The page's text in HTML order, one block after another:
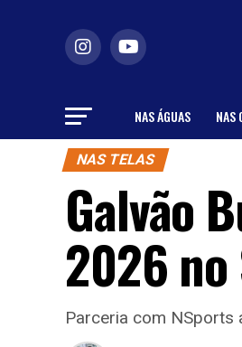
NAS ÁGUAS NAS
NAS TELAS
Galvão
2026 no
Parceria com